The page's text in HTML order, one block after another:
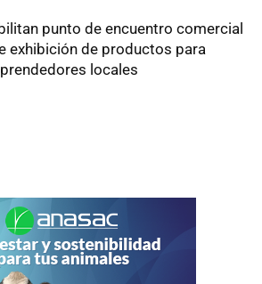
punto de encuentro comercial
exhibición de productos para
locales